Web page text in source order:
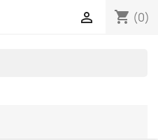
shopping_cart (0)
